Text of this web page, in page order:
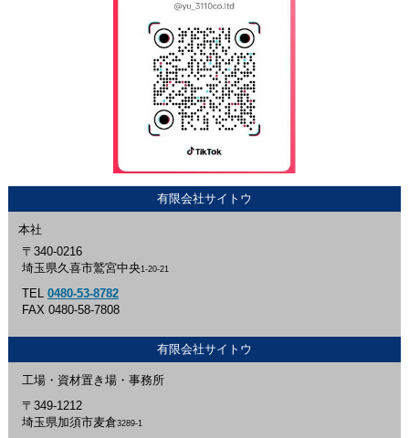
有限会社サイトウ
本社
〒340-0216
埼玉県久喜市鷲宮中央1-20-21
TEL 0480-53-8782
FAX 0480-58-7808
有限会社サイトウ
工場・資材置き場・事務所
〒349-1212
埼玉県加須市麦倉3289-1